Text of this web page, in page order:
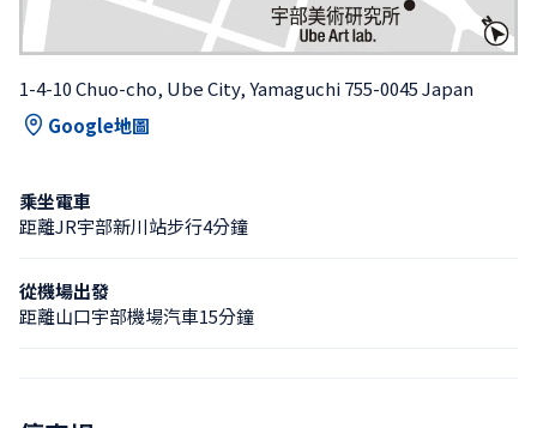
1-4-10 Chuo-cho, Ube City, Yamaguchi 755-0045 Japan
Google地圖
乘坐電車
距離JR宇部新川站步行4分鐘
從機場出發
距離山口宇部機場汽車15分鐘